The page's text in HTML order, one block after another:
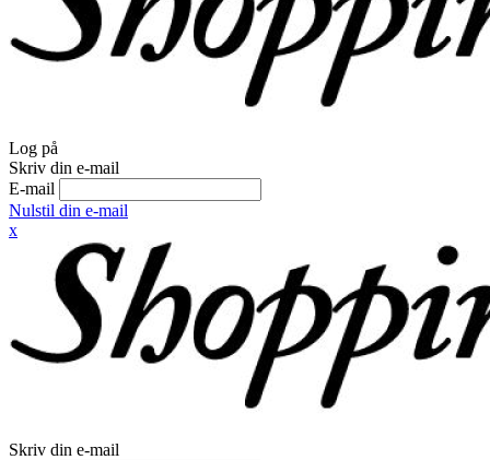
Log på
Skriv din e-mail
E-mail
Nulstil din e-mail
x
Skriv din e-mail